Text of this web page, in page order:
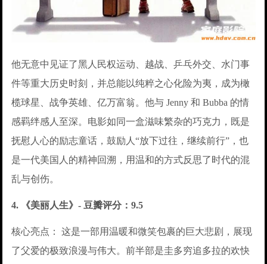
他无意中见证了黑人民权运动、越战、乒乓外交、水门事
件等重大历史时刻，并总能以纯粹之心化险为夷，成为橄
榄球星、战争英雄、亿万富翁。他与 Jenny 和 Bubba 的情
感羁绊感人至深。电影如同一盒滋味繁杂的巧克力，既是
抚慰人心的励志童话，鼓励人“放下过往，继续前行”，也
是一代美国人的精神回溯，用温和的方式反思了时代的混
乱与创伤。
4. 《美丽人生》- 豆瓣评分：9.5
核心亮点： 这是一部用温暖和微笑包裹的巨大悲剧，展现
了父爱的极致浪漫与伟大。前半部是圭多穷追多拉的欢快